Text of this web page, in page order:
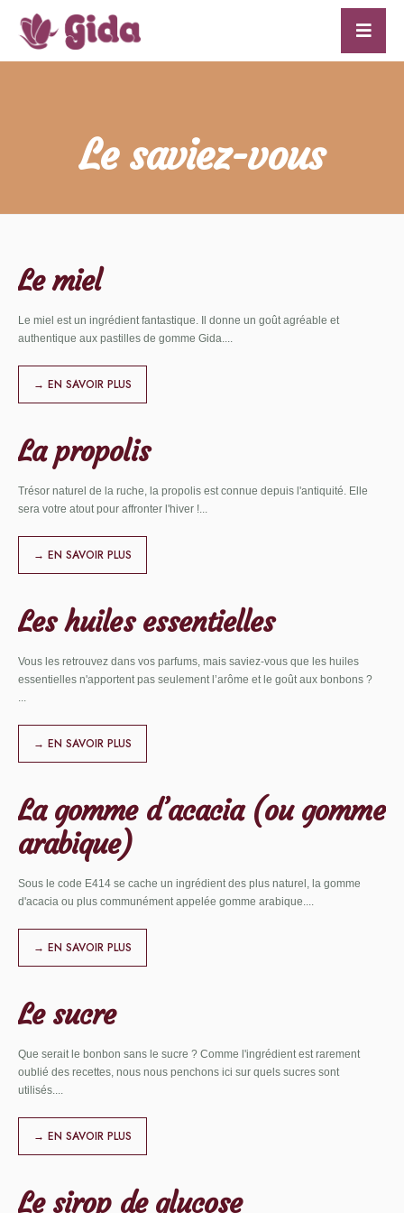
Skip
Le saviez-vous
Le miel
Le miel est un ingrédient fantastique. Il donne un goût agréable et
authentique aux pastilles de gomme Gida....
→ EN SAVOIR PLUS
La propolis
Trésor naturel de la ruche, la propolis est connue depuis l'antiquité. Elle
sera votre atout pour affronter l'hiver !...
→ EN SAVOIR PLUS
Les huiles essentielles
Vous les retrouvez dans vos parfums, mais saviez-vous que les huiles
essentielles n'apportent pas seulement l’arôme et le goût aux bonbons ?
...
→ EN SAVOIR PLUS
La gomme d’acacia (ou gomme
arabique)
Sous le code E414 se cache un ingrédient des plus naturel, la gomme
d'acacia ou plus communément appelée gomme arabique....
→ EN SAVOIR PLUS
Le sucre
Que serait le bonbon sans le sucre ? Comme l'ingrédient est rarement
oublié des recettes, nous nous penchons ici sur quels sucres sont
utilisés....
→ EN SAVOIR PLUS
Le sirop de glucose